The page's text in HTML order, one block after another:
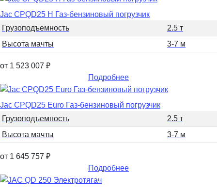
Jac CPQD25 H Газ-бензиновый погрузчик
Грузоподъемность
2.5 т
Высота мачты
3-7 м
от 1 523 007 ₽
Подробнее
Jac CPQD25 Euro Газ-бензиновый погрузчик
Грузоподъемность
2.5 т
Высота мачты
3-7 м
от 1 645 757 ₽
Подробнее